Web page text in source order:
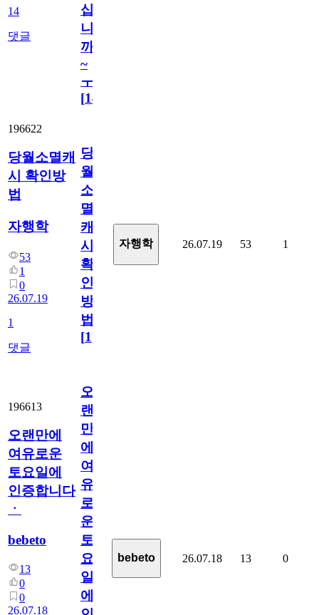
14
댓글
십
니
까
~
ㅜ
[14
196622
당월소멸캐
시 확인방
법
자행학
53
1
0
26.07.19
1
댓글
당
월
소
멸
캐
시
확
인
방
법
[1]
자행학 26.07.19 53 1
196613
오랜만에
여유로운
토요일에
인증합니다
ㆍ
bebeto
13
0
0
26.07.18
오
랜
만
에
여
유
로
운
토
요
일
에
bebeto 26.07.18 13 0